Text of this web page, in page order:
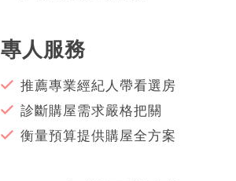
專人服務
推薦專業經紀人帶看選房
診斷購屋需求嚴格把關
衡量預算提供購屋全方案